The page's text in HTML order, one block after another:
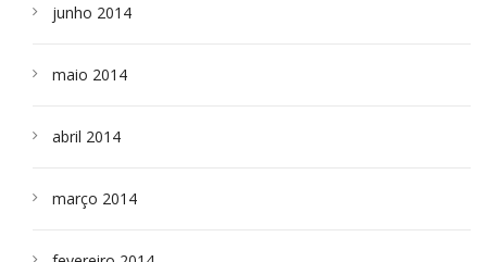
junho 2014
maio 2014
abril 2014
março 2014